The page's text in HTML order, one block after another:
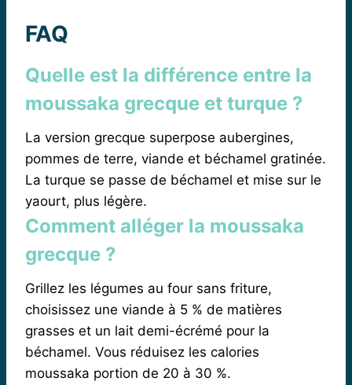
FAQ
Quelle est la différence entre la
moussaka grecque et turque ?
La version grecque superpose aubergines,
pommes de terre, viande et béchamel gratinée.
La turque se passe de béchamel et mise sur le
yaourt, plus légère.
Comment alléger la moussaka
grecque ?
Grillez les légumes au four sans friture,
choisissez une viande à 5 % de matières
grasses et un lait demi-écrémé pour la
béchamel. Vous réduisez les calories
moussaka portion de 20 à 30 %.